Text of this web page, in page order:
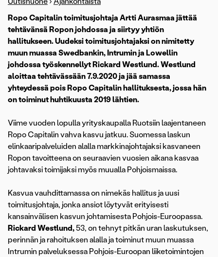
Ropo Capitalin toimitusjohtaja Artti Aurasmaa jättää
tehtävänsä Ropon johdossa ja siirtyy yhtiön
hallitukseen. Uudeksi toimitusjohtajaksi on nimitetty
muun muassa Swedbankin, Intrumin ja Lowellin
johdossa työskennellyt Rickard Westlund. Westlund
aloittaa tehtävässään 7.9.2020 ja jää samassa
yhteydessä pois Ropo Capitalin hallituksesta, jossa hän
on toiminut huhtikuusta 2019 lähtien.
Viime vuoden lopulla yrityskaupalla Ruotsiin laajentaneen
Ropo Capitalin vahva kasvu jatkuu. Suomessa laskun
elinkaaripalveluiden alalla markkinajohtajaksi kasvaneen
Ropon tavoitteena on seuraavien vuosien aikana kasvaa
johtavaksi toimijaksi myös muualla Pohjoismaissa.
Kasvua vauhdittamassa on nimekäs hallitus ja uusi
toimitusjohtaja, jonka ansiot löytyvät erityisesti
kansainvälisen kasvun johtamisesta Pohjois-Euroopassa.
Rickard Westlund,53, on tehnyt pitkän uran laskutuksen,
perinnän ja rahoituksen alalla ja toiminut muun muassa
Intrumin palveluksessa Pohjois-Euroopan liiketoimintojen